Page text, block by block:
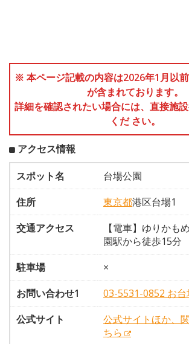
※ 本ページ記載の内容は2026年1月以
が含まれております。
詳細を確認されたい場合には、直接施
くだ さい。
アクセス情報
スポット名
台場公園
住所
東京都港区台場1
交通アクセス
【電車】ゆりかも
園駅から徒歩15分
駐車場
×
お問い合わせ1
03-5531-0852 お
公式サイト
公式サイトほか、
ちら